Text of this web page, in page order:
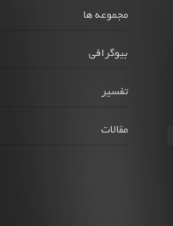
مجموعه ها
بیوگرافی
تفسیر
مقالات